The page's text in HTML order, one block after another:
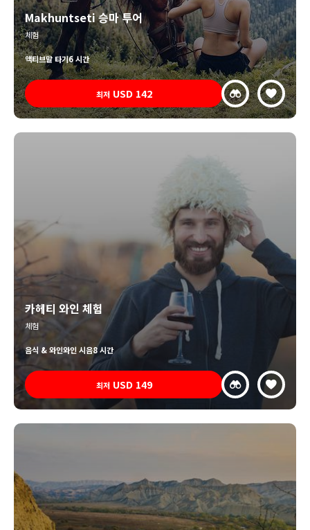
Makhuntseti 승마 투어
체험
액티브말 타기6 시간
최저 USD 142
카헤티 와인 체험
체험
음식 & 와인와인 시음8 시간
최저 USD 149